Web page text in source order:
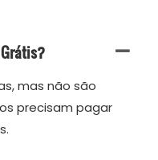
Grátis?
mas não são
precisam pagar